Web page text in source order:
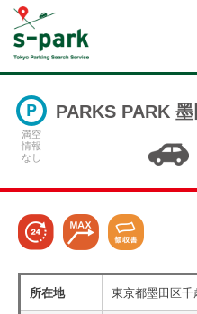
満空
情報
なし
PARKS PARK
所在地 東京都墨田区千